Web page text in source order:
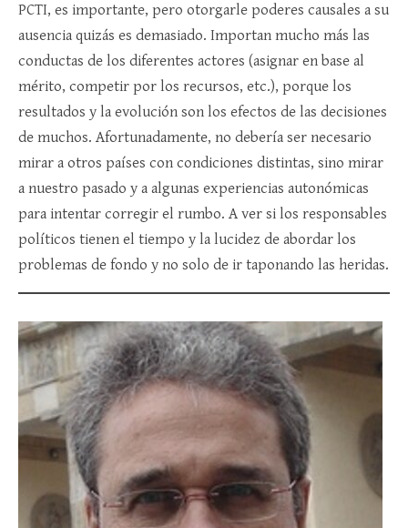
PCTI, es importante, pero otorgarle poderes causales a su
ausencia quizás es demasiado. Importan mucho más las
conductas de los diferentes actores (asignar en base al
mérito, competir por los recursos, etc.), porque los
resultados y la evolución son los efectos de las decisiones
de muchos. Afortunadamente, no debería ser necesario
mirar a otros países con condiciones distintas, sino mirar
a nuestro pasado y a algunas experiencias autonómicas
para intentar corregir el rumbo. A ver si los responsables
políticos tienen el tiempo y la lucidez de abordar los
problemas de fondo y no solo de ir taponando las heridas.